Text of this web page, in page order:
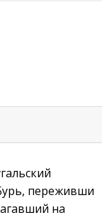
переживши
на